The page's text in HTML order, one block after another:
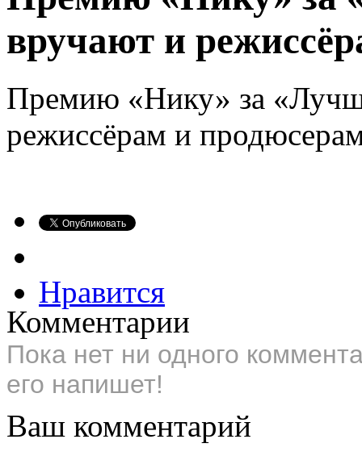
вручают и
Премию «Нику» за
режиссёрам и
Нравится
Комментарии
Пока нет ни одного
его напишет!
Ваш комментарий